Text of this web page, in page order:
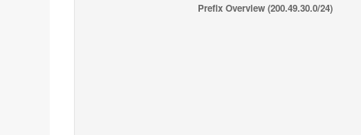
Prefix Overview(200.49.30.0/24)